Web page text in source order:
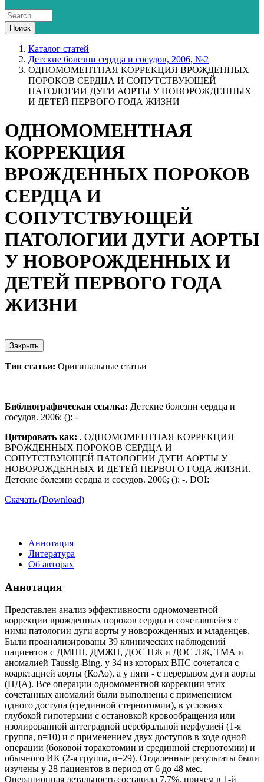
Каталог статей
Детские болезни сердца и сосудов, 2006, №2
ОДНОМОМЕНТНАЯ КОРРЕКЦИЯ ВРОЖДЕННЫХ
ПОРОКОВ СЕРДЦА И СОПУТСТВУЮЩЕЙ
ПАТОЛОГИИ ДУГИ АОРТЫ У НОВОРОЖДЕННЫХ
И ДЕТЕЙ ПЕРВОГО ГОДА ЖИЗНИ
ОДНОМОМЕНТНАЯ
КОРРЕКЦИЯ
ВРОЖДЕННЫХ ПОРОКОВ
СЕРДЦА И
СОПУТСТВУЮЩЕЙ
ПАТОЛОГИИ ДУГИ АОРТЫ
У НОВОРОЖДЕННЫХ И
ДЕТЕЙ ПЕРВОГО ГОДА
ЖИЗНИ
Закрыть
Тип статьи: Оригинальные статьи
Библиографическая ссылка: Детские болезни сердца и
сосудов. 2006; (): -
Цитировать как: . ОДНОМОМЕНТНАЯ КОРРЕКЦИЯ
ВРОЖДЕННЫХ ПОРОКОВ СЕРДЦА И
СОПУТСТВУЮЩЕЙ ПАТОЛОГИИ ДУГИ АОРТЫ У
НОВОРОЖДЕННЫХ И ДЕТЕЙ ПЕРВОГО ГОДА ЖИЗНИ.
Детские болезни сердца и сосудов. 2006; (): -. DOI:
Скачать (Download)
Аннотация
Литература
Об авторах
Аннотация
Представлен анализ эффективности одномоментной
коррекции врожденных пороков сердца и сочетавшейся с
ними патологии дуги аорты у новорожденных и младенцев.
Были проанализированы 39 клинических наблюдений
пациентов с ДМПП, ДМЖП, ДОС ПЖ и ДОС ЛЖ, ТМА и
аномалией Taussig-Bing, у 34 из которых ВПС сочетался с
коарктацией аорты (КоАо), а у пяти - с перерывом дуги аорты
(ПДА). Все операции одномоментной коррекции этих
сочетанных аномалий были выполнены с применением
одного доступа (срединной стернотомии), в условиях
глубокой гипотермии с остановкой кровообращения или
изолированной антеградной церебральной перфузией (1-я
группа, n=10) и с применением двух доступов в ходе одной
операции (боковой торакотомии и срединной стернотомии) и
обычного ИК (2-я группа, n=29). Отдаленные результаты были
изучены у 28 пациентов в период от 6 до 48 мес.
Операционная летальность составила 7,7%, причем в 1-й